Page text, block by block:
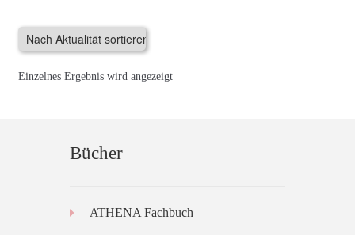
Einzelnes Ergebnis wird angezeigt
Bücher
ATHENA Fachbuch